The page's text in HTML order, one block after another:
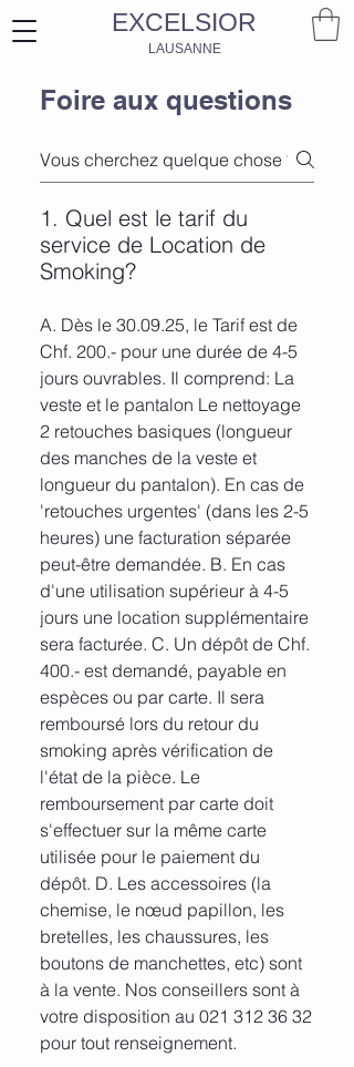
EXCELSIOR
LAUSANNE
Foire aux questions
1. Quel est le tarif du
service de Location de
Smoking?
A. Dès le 30.09.25, le Tarif est de
Chf. 200.- pour une durée de 4-5
jours ouvrables. Il comprend: La
veste et le pantalon Le nettoyage
2 retouches basiques (longueur
des manches de la veste et
longueur du pantalon). En cas de
'retouches urgentes' (dans les 2-5
heures) une facturation séparée
peut-être demandée. B. En cas
d'une utilisation supérieur à 4-5
jours une location supplémentaire
sera facturée. C. Un dépôt de Chf.
400.- est demandé, payable en
espèces ou par carte. Il sera
remboursé lors du retour du
smoking après vérification de
l'état de la pièce. Le
remboursement par carte doit
s'effectuer sur la même carte
utilisée pour le paiement du
dépôt. D. Les accessoires (la
chemise, le nœud papillon, les
bretelles, les chaussures, les
boutons de manchettes, etc) sont
à la vente. Nos conseillers sont à
votre disposition au 021 312 36 32
pour tout renseignement.